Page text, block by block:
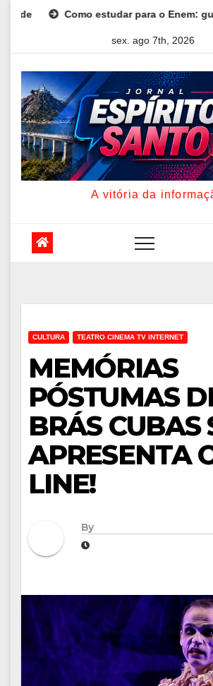
o Enem: guia completo para
sex. ago 7th, 2026
A vitória da
CULTURA TEATRO CINEMA TV INTERNET
MEMÓRIAS
PÓSTUMAS
BRÁS CUBAS
APRESENTA
LINE!
By